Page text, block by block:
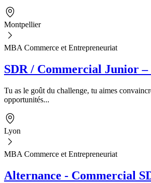
Montpellier
MBA Commerce et Entrepreneuriat
SDR / Commercial Junior
Tu as le goût du challenge, tu aimes
opportunités...
Lyon
MBA Commerce et Entrepreneuriat
Alternance - Commercial